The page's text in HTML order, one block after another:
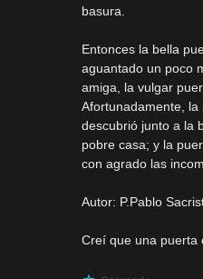
basura.
Entonces la bella
aguantado un poco
amiga, la vulgar
Afortunadamente,
descubrió junto a la
pobre casa; y la
con agrado las
Autor: P.Pablo
Creí que una puerta